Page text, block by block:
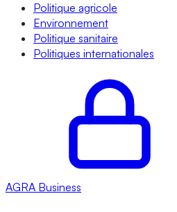
Politique agricole
Environnement
Politique sanitaire
Politiques internationales
AGRA Business